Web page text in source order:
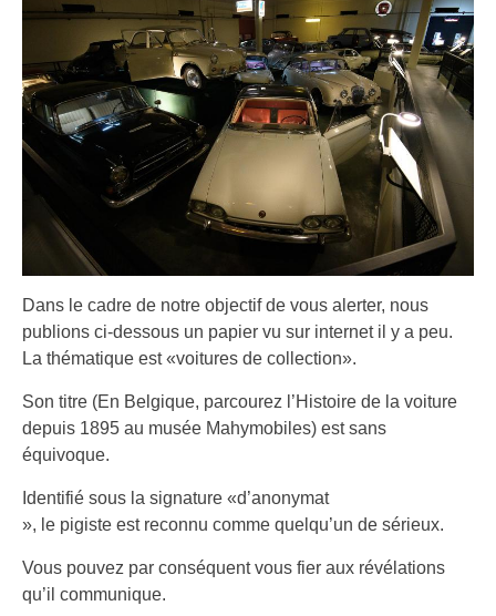
Dans le cadre de notre objectif de vous alerter, nous
publions ci-dessous un papier vu sur internet il y a peu.
La thématique est «voitures de collection».
Son titre (En Belgique, parcourez l’Histoire de la voiture
depuis 1895 au musée Mahymobiles) est sans
équivoque.
Identifié sous la signature «d’anonymat
», le pigiste est reconnu comme quelqu’un de sérieux.
Vous pouvez par conséquent vous fier aux révélations
qu’il communique.